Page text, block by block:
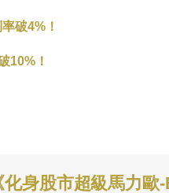
破4%！
10%！
化身股市超級馬力歐